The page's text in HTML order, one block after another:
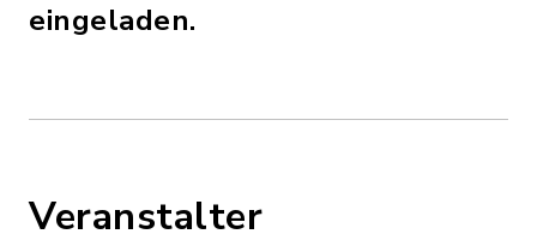
eingeladen.
Veranstalter